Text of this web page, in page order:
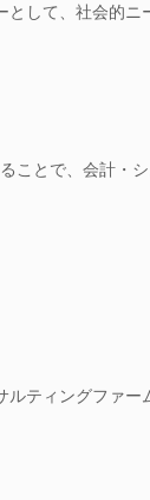
して、社会的ニ
ことで、会計・
ルティングファー